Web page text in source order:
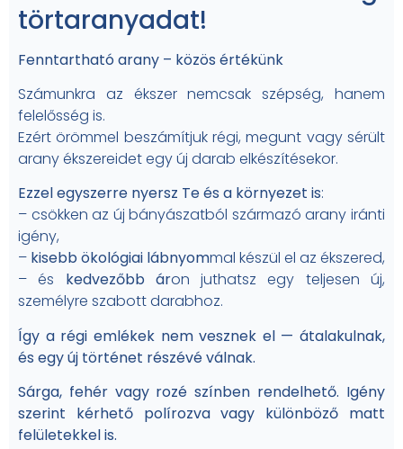
törtaranyadat!
Fenntartható arany – közös értékünk
Számunkra az ékszer nemcsak szépség, hanem
felelősség is.
Ezért örömmel beszámítjuk régi, megunt vagy sérült
arany ékszereidet egy új darab elkészítésekor.
Ezzel egyszerre nyersz Te és a környezet is:
– csökken az új bányászatból származó arany iránti
igény,
– kisebb ökológiai lábnyommal készül el az ékszered,
– és kedvezőbb áron juthatsz egy teljesen új,
személyre szabott darabhoz.
Így a régi emlékek nem vesznek el — átalakulnak,
és egy új történet részévé válnak.
Sárga, fehér vagy rozé színben rendelhető. Igény
szerint kérhető polírozva vagy különböző matt
felületekkel is.